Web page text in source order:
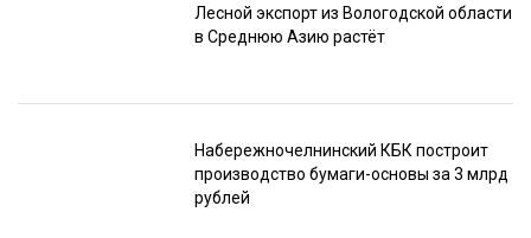
Лесной экспорт из Вологодской области
в Среднюю Азию растёт
Набережночелнинский КБК построит
производство бумаги-основы за 3 млрд
рублей